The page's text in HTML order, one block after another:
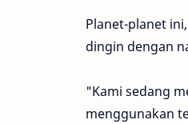
Planet-planet
dingin dengan
"Kami sedang
menggunakan